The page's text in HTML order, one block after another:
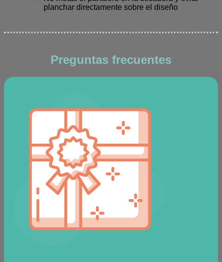
planchar directamente sobre el diseño
Preguntas frecuentes